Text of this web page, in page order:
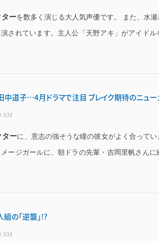
ターを数多く演じる大人気声優です。 また、水
されています。主人公「天野アキ」がアイドル
田中道子…4月ドラマで注目 ブレイク期待のニュー
AM
ターに、意志の強そうな瞳の彼女がよく合って
ージガールに、朝ドラの先輩・吉岡里帆さんに
の「逆襲」!?
AM
日